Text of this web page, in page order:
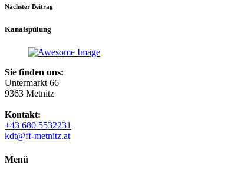
Nächster Beitrag
Kanalspülung
Sie finden uns:
Untermarkt 66
9363 Metnitz
Kontakt:
+43 680 5532231
kdt@ff-metnitz.at
Menü